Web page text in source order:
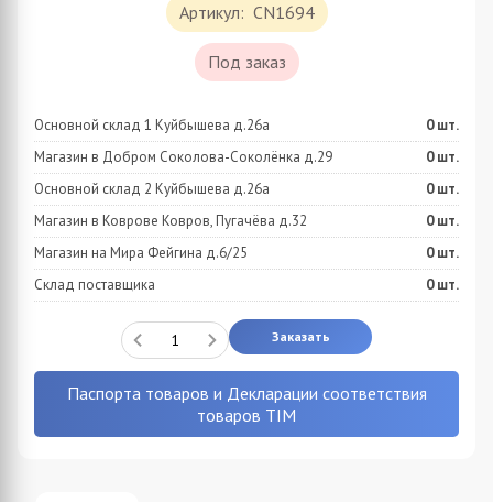
Артикул: CN1694
Под заказ
Основной склад 1 Куйбышева д.26а 0шт.
Магазин в Добром Соколова-Соколёнка д.29
0шт.
Основной склад 2 Куйбышева д.26а
0шт.
Магазин в Коврове Ковров, Пугачёва д.32
0шт.
Магазин на Мира Фейгина д.6/25
0шт.
Склад поставщика
0шт.
Заказать
Паспорта товаров и Декларации соответствия
товаров TIM